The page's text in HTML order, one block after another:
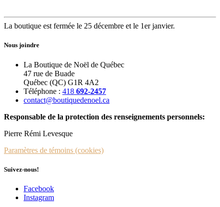
La boutique est fermée le 25 décembre et le 1er janvier.
Nous joindre
La Boutique de Noël de Québec
47 rue de Buade
Québec (QC) G1R 4A2
Téléphone : 418 692-2457
contact@boutiquedenoel.ca
Responsable de la protection des renseignements personnels:
Pierre Rémi Levesque
Paramètres de témoins (cookies)
Suivez-nous!
Facebook
Instagram